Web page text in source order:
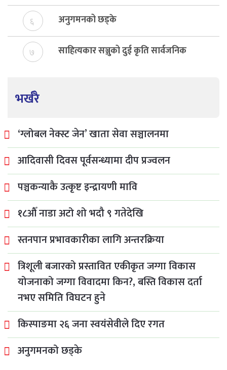
६ अनुगमनको छड्के
७ साहित्यकार सञ्जुको दुई कृति सार्वजनिक
भर्खरै
‘ग्लोबल नेक्स्ट जेन’ खाता सेवा सञ्चालनमा
आदिवासी दिवस पूर्वसन्ध्यामा दीप प्रज्वलन
पञ्चकन्याकै उत्कृष्ट इन्द्रायणी मावि
१८औँ नाडा अटो शो भदौ ९ गतेदेखि
स्तनपान प्रभावकारीका लागि अन्तरक्रिया
त्रिशूली बजारको प्रस्तावित एकीकृत जग्गा विकास
योजनाको जग्गा विवादमा किन?, बस्ति विकास दर्ता
नभए समिति विघटन हुने
किस्पाङमा २६ जना स्वयंसेवीले दिए रगत
अनुगमनको छड्के